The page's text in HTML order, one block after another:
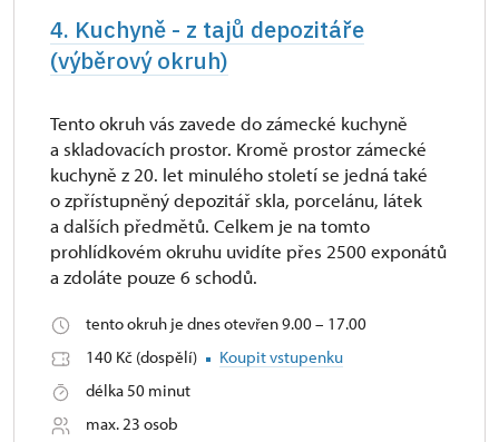
4. Kuchyně - z tajů depozitáře
(výběrový okruh)
Tento okruh vás zavede do zámecké kuchyně
a skladovacích prostor. Kromě prostor zámecké
kuchyně z 20. let minulého století se jedná také
o zpřístupněný depozitář skla, porcelánu, látek
a dalších předmětů. Celkem je na tomto
prohlídkovém okruhu uvidíte přes 2500 exponátů
a zdoláte pouze 6 schodů.
tento okruh je dnes otevřen 9.00 – 17.00
140 Kč (dospělí)
Koupit vstupenku
délka 50 minut
max. 23 osob